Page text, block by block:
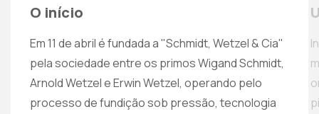
O início
Em 11 de abril é fundada a "Schmidt, Wetzel & Cia"
pela sociedade entre os primos Wigand Schmidt,
Arnold Wetzel e Erwin Wetzel, operando pelo
processo de fundição sob pressão, tecnologia